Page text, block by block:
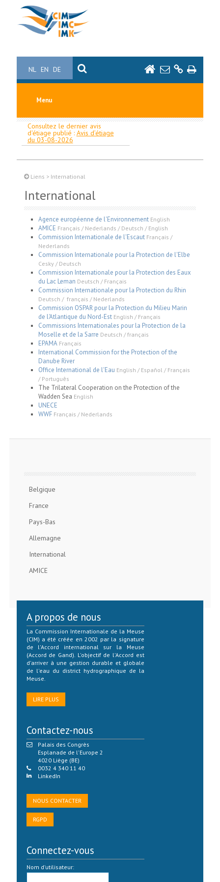
NL EN DE
Menu
Consultez le dernier avis
d'étiage publié : Avis d’étiage
du 03-08-2026
Liens > International
International
Agence européenne de l'EnvironnementEnglish
AMICE Français / Nederlands / Deutsch / English
Commission Internationale de l'EscautFrançais /
Nederlands
Commission Internationale pour la Protection de l'Elbe
Cesky / Deutsch
Commission Internationale pour la Protection des Eaux
du Lac Leman Deutsch / Français
Commission Internationale pour la Protection du Rhin
Deutsch / français / Nederlands
Commission OSPAR pour la Protection du Milieu Marin
de l'Atlantique du Nord-EstEnglish / Français
Commissions Internationales pour la Protection de la
Moselle et de la Sarre Deutsch / français
EPAMAFrançais
International Commission for the Protection of the
Danube River
Office International de l'Eau English / Español / Français
/ Português
The Trilateral Cooperation on the Protection of the
Wadden Sea English
UNECE
WWFFrançais / Nederlands
Belgique
France
Pays-Bas
Allemagne
International
AMICE
A propos de nous
La Commission Internationale de la Meuse
(CIM) a été créée en 2002 par la signature
de l'Accord international sur la Meuse
(Accord de Gand). L'objectif de l'Accord est
d'arriver à une gestion durable et globale
de l'eau du district hydrographique de la
Meuse.
LIRE PLUS
Contactez-nous
Palais des Congrès
Esplanade de l'Europe 2
4020 Liège (BE)
0032 4 340 11 40
LinkedIn
NOUS CONTACTER
RGPD
Connectez-vous
Nom d'utilisateur: